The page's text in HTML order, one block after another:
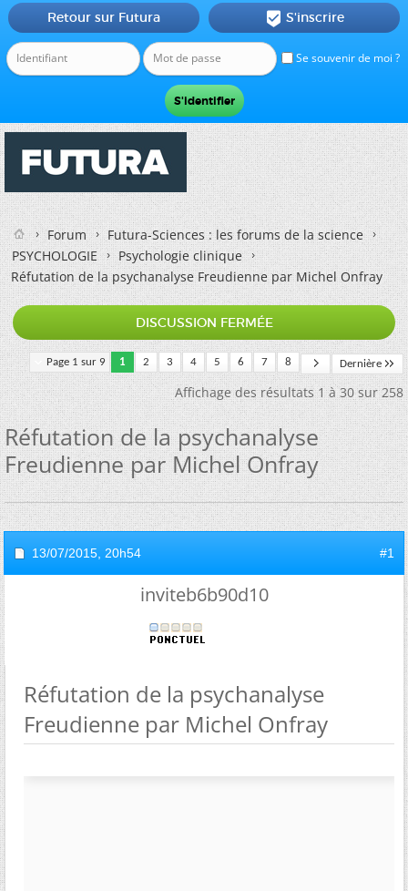
Se souvenir de moi ?
Retour sur Futura  S'inscrire
Forum
Futura-Sciences : les forums de la science
PSYCHOLOGIE
Psychologie clinique
Réfutation de la psychanalyse Freudienne par Michel Onfray
DISCUSSION FERMÉE
Page 1 sur 9 1 2 3 4 5 6 7 8 Dernière
Affichage des résultats 1 à 30 sur 258
Réfutation de la psychanalyse
Freudienne par Michel Onfray
13/07/2015, 20h54 #1
inviteb6b90d10
Réfutation de la psychanalyse
Freudienne par Michel Onfray